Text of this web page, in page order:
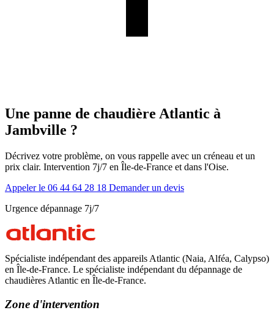
Une panne de chaudière Atlantic à
Jambville ?
Décrivez votre problème, on vous rappelle avec un créneau et un
prix clair. Intervention 7j/7 en Île-de-France et dans l'Oise.
Appeler le 06 44 64 28 18 Demander un devis
Urgence dépannage 7j/7
Spécialiste indépendant des appareils Atlantic (Naia, Alféa, Calypso)
en Île-de-France. Le spécialiste indépendant du dépannage de
chaudières Atlantic en Île-de-France.
Zone d'intervention